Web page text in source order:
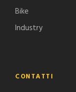
Bike
Industry
CONTATTI